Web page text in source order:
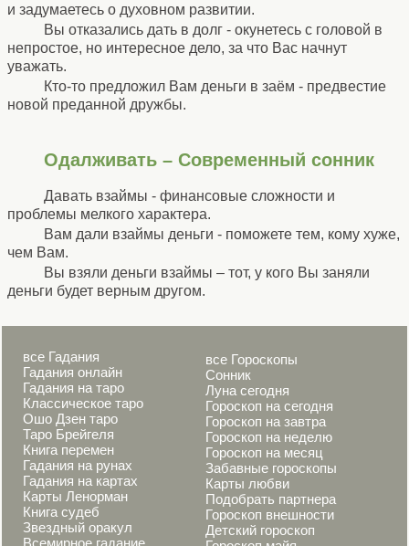
и задумаетесь о духовном развитии.
Вы отказались дать в долг - окунетесь с головой в
непростое, но интересное дело, за что Вас начнут
уважать.
Кто-то предложил Вам деньги в заём - предвестие
новой преданной дружбы.
Одалживать – Современный сонник
Давать взаймы - финансовые сложности и
проблемы мелкого характера.
Вам дали взаймы деньги - поможете тем, кому хуже,
чем Вам.
Вы взяли деньги взаймы – тот, у кого Вы заняли
деньги будет верным другом.
все Гадания
Гадания онлайн
Гадания на таро
Классическое таро
Ошо Дзен таро
Таро Брейгеля
Книга перемен
Гадания на рунах
Гадания на картах
Карты Ленорман
Книга судеб
Звездный оракул
Всемирное гадание
все Гороскопы
Сонник
Луна сегодня
Гороскоп на сегодня
Гороскоп на завтра
Гороскоп на неделю
Гороскоп на месяц
Забавные гороскопы
Карты любви
Подобрать партнера
Гороскоп внешности
Детский гороскоп